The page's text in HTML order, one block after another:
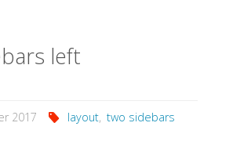
left
2017 layout, two sidebars